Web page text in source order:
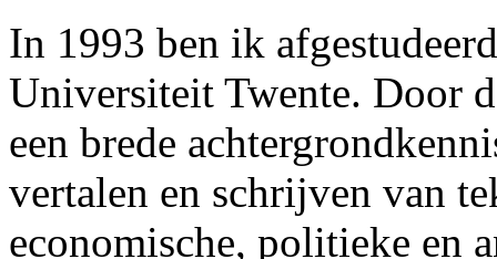
In 1993 ben ik
Universiteit Twente. Door
een brede
vertalen en schrijven van
economische, politieke en